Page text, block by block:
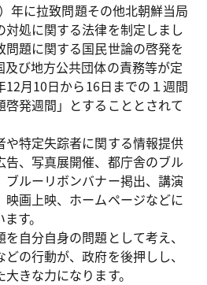
年に拉致問題その他北朝鮮当局
対処に関する法律を制定しまし
題に関する国民世論の啓発を
び地方公共団体の責務等が定
12月10日から16日までの１週間
発週間」とすることとされて
特定失踪者に関する情報提供
、写真展開催、都庁舎のブル
ルーリボンバナー掲出、講演
画上映、ホームページなどに
す。
自分自身の問題として考え、
の行動が、政府を後押しし、
きな力になります。